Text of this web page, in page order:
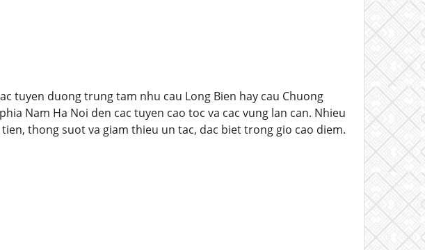
tuyen duong trung tam nhu cau Long Bien hay cau Chuong
Nam Ha Noi den cac tuyen cao toc va cac vung lan can. Nhieu
thong suot va giam thieu un tac, dac biet trong gio cao diem.